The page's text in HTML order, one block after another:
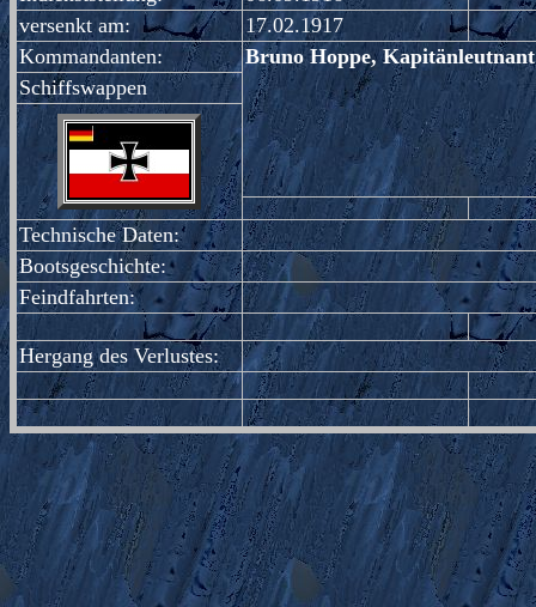
versenkt am:
17.02.1917
Kommandanten:
Bruno Hoppe,
Schiffswappen
Technische Daten:
Bootsgeschichte:
Feindfahrten:
Hergang des Verlustes: